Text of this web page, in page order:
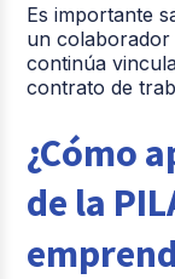
Es importante
un colaborador
continúa
contrato de
¿Cómo
de la